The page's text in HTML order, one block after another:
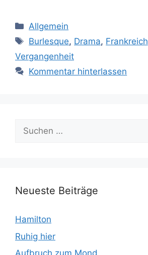
Kategorien
Allgemein
Schlagwörter
Burlesque, Drama, Frankreich
Vergangenheit
Kommentar hinterlassen
Suchen
nach:
Neueste Beiträge
Hamilton
Ruhig hier